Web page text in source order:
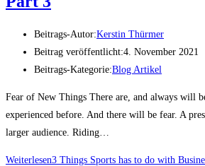
Beitrags-Autor:Kerstin Thürmer
Beitrag veröffentlicht:4. November 2021
Beitrags-Kategorie:Blog Artikel
Fear of New Things There are, and always will
experienced before. And there will be fear. A
larger audience. Riding…
Weiterlesen3 Things Sports has to do with